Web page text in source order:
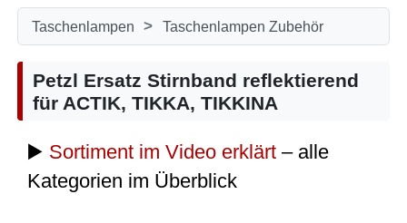
Taschenlampen > Taschenlampen Zubehör
Petzl Ersatz Stirnband reflektierend
für ACTIK, TIKKA, TIKKINA
▶️ Sortiment im Video erklärt – alle
Kategorien im Überblick